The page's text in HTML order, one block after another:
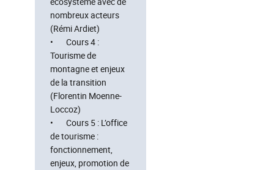
nombreux acteurs
(Rémi Ardiet)
• Cours 4 :
Tourisme de
montagne et enjeux
de la transition
(Florentin Moenne-
Loccoz)
• Cours 5 : L’office
de tourisme :
fonctionnement,
enjeux, promotion de